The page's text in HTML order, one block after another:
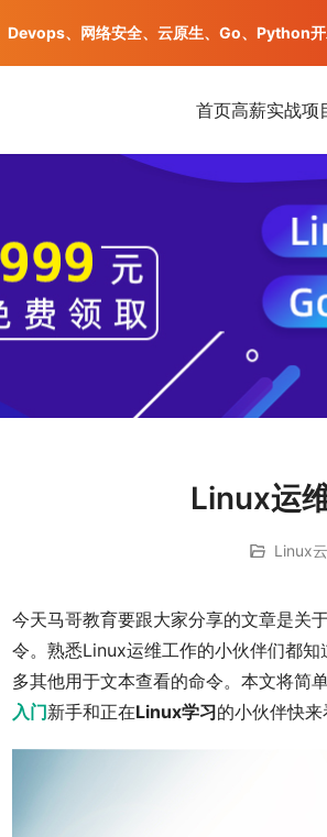
首页高薪实战项
Linux运
Linux
今天马哥教育要跟大家分享的文章是关
令。熟悉Linux运维工作的小伙伴们都
多其他用于文本查看的命令。本文将简
入门新手和正在Linux学习的小伙伴快
、网络安全、云原生、Go、Python